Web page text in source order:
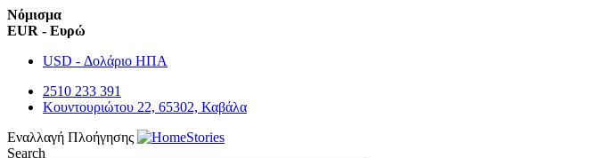
Νόμισμα
EUR - Ευρώ
USD - Δολάριο ΗΠΑ
2510 233 391
Κουντουριώτου 22, 65302, Καβάλα
Εναλλαγή Πλοήγησης
Search